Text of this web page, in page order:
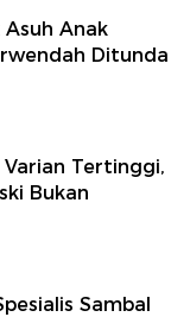
Asuh Anak
Ditunda
Tertinggi,
Bukan
Sambal